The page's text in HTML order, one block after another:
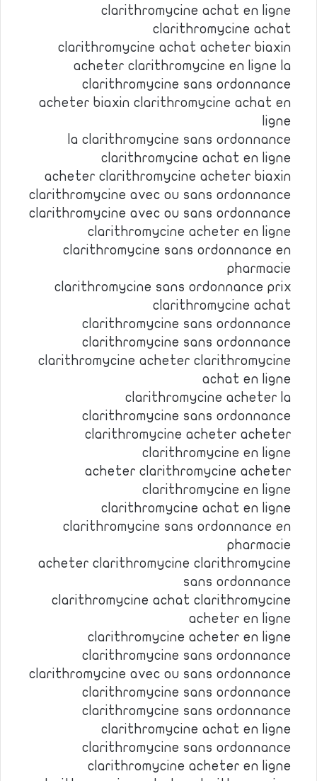
clarithromycine achat en ligne
clarithromycine achat
clarithromycine achat acheter biaxin
acheter clarithromycine en ligne la
clarithromycine sans ordonnance
acheter biaxin clarithromycine achat en
ligne
la clarithromycine sans ordonnance
clarithromycine achat en ligne
acheter clarithromycine acheter biaxin
clarithromycine avec ou sans ordonnance
clarithromycine avec ou sans ordonnance
clarithromycine acheter en ligne
clarithromycine sans ordonnance en
pharmacie
clarithromycine sans ordonnance prix
clarithromycine achat
clarithromycine sans ordonnance
clarithromycine sans ordonnance
clarithromycine acheter clarithromycine
achat en ligne
clarithromycine acheter la
clarithromycine sans ordonnance
clarithromycine acheter acheter
clarithromycine en ligne
acheter clarithromycine acheter
clarithromycine en ligne
clarithromycine achat en ligne
clarithromycine sans ordonnance en
pharmacie
acheter clarithromycine clarithromycine
sans ordonnance
clarithromycine achat clarithromycine
acheter en ligne
clarithromycine acheter en ligne
clarithromycine sans ordonnance
clarithromycine avec ou sans ordonnance
clarithromycine sans ordonnance
clarithromycine sans ordonnance
clarithromycine achat en ligne
clarithromycine sans ordonnance
clarithromycine acheter en ligne